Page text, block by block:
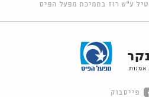
ע"ש רוז בתמיכת מפעל הפיס
פייסבוק